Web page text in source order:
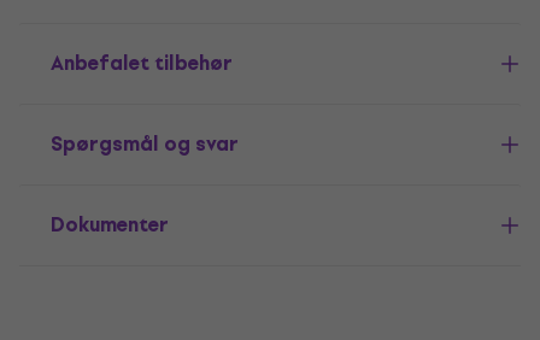
Anbefalet tilbehør
Spørgsmål og svar
Dokumenter